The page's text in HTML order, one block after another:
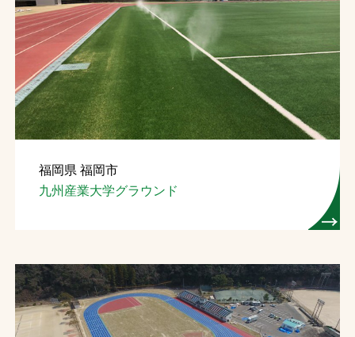
福岡県 福岡市
九州産業大学グラウンド